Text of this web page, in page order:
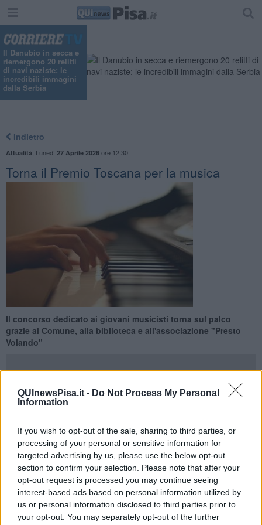
QUInewsPisa.it - Do Not Process My Personal
Information
If you wish to opt-out of the sale, sharing to third parties, or
processing of your personal or sensitive information for
targeted advertising by us, please use the below opt-out
section to confirm your selection. Please note that after your
opt-out request is processed you may continue seeing
interest-based ads based on personal information utilized by
us or personal information disclosed to third parties prior to
your opt-out. You may separately opt-out of the further
Il Danubio in secca e
riemergono 20 relitti
di navi naziste: le
incredibili immagini
dalla Serbia
Indietro
Attualità Lunedì 27 Aprile 2026ore 12:30
Torna il Premio Toscana per la musica
Il concorso dedicato ai giovani musicisti torna sul palco
grazie al Comune, alla biblioteca e all'associazione "Presto
Volando"
ad accogliere sul palco dal 2 al 5 Luglio la quarta edizione del
Premio Toscana Città di Cascina, iniziativa che ha il contributo
del Comune e la collaborazione della biblioteca "Peppino
Impastato" e dell'associazione "Presto Volando Arte in movimento".
Sotto la prestigiosadirezione artistica del maestro Daniel
Rivera, il concorso è un’occasione unica di confronto per talenti
provenienti da tutto il mondo. L'edizione del 2026 si articola in tre
categorie principali:pianoforte per giovani pianisti fino a 25